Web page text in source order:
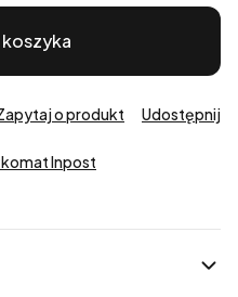
o produkt Udostępnij
Inpost